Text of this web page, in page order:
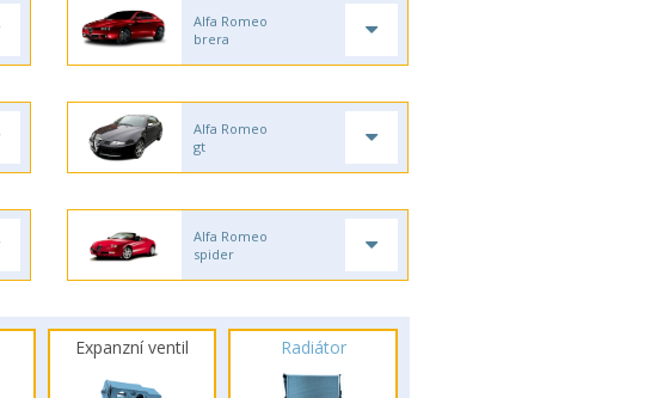
Alfa Romeo
brera
Alfa Romeo
gt
Alfa Romeo
spider
Expanzní ventil Radiátor